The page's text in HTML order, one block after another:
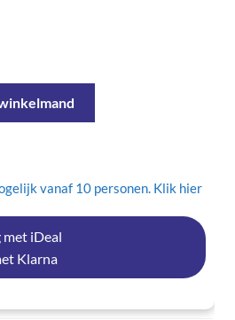
vanaf 10 personen. Klik hier
met iDeal
Klarna